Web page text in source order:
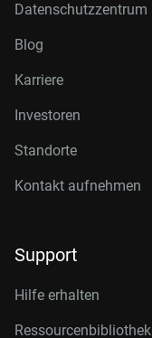
Datenschutzzentrum
Blog
Karriere
Investoren
Standorte
Kontakt aufnehmen
Support
Hilfe erhalten
Ressourcenbibliothek